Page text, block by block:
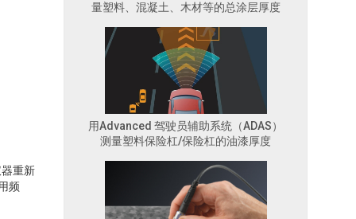
重新
频
量塑料、混凝土、木材等的总涂层厚度
用Advanced 驾驶员辅助系统（ADAS）
测量塑料保险杠/保险杠的油漆厚度